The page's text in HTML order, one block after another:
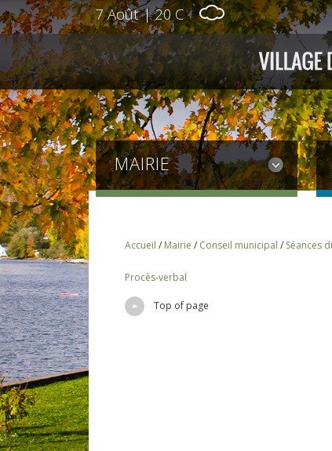
7 Août | 20 C
MAIRIE
Accueil / Mairie / Conseil municipal / Séances
Procès-verbal
Top of page